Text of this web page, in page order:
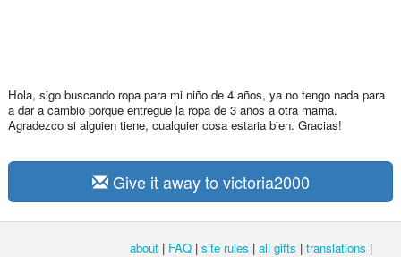
Hola, sigo buscando ropa para mi niño de 4 años, ya no tengo nada para
a dar a cambio porque entregue la ropa de 3 años a otra mama.
Agradezco si alguien tiene, cualquier cosa estaria bien. Gracias!
Give it away to victoria2000
about | FAQ | site rules | all gifts | translations |